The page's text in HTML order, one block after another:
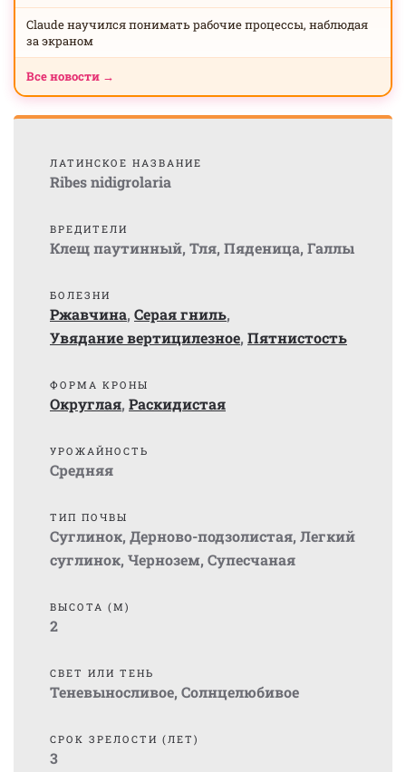
Claude научился понимать рабочие процессы, наблюдая
за экраном
Все новости →
ЛАТИНСКОЕ НАЗВАНИЕ
Ribes nidigrolaria
ВРЕДИТЕЛИ
Клещ паутинный, Тля, Пяденица, Галлы
БОЛЕЗНИ
Ржавчина, Серая гниль,
Увядание вертицилезное, Пятнистость
ФОРМА КРОНЫ
Округлая, Раскидистая
УРОЖАЙНОСТЬ
Средняя
ТИП ПОЧВЫ
Суглинок, Дерново-подзолистая, Легкий
суглинок, Чернозем, Супесчаная
ВЫСОТА (М)
2
СВЕТ ИЛИ ТЕНЬ
Теневыносливое, Солнцелюбивое
СРОК ЗРЕЛОСТИ (ЛЕТ)
3